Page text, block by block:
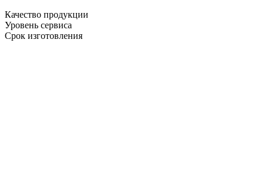
Качество продукции
Уровень сервиса
Срок изготовления